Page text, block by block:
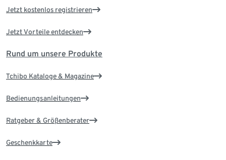
Jetzt kostenlos registrieren
Jetzt Vorteile entdecken
Rund um unsere Produkte
Tchibo Kataloge & Magazine
Bedienungsanleitungen
Ratgeber & Größenberater
Geschenkkarte